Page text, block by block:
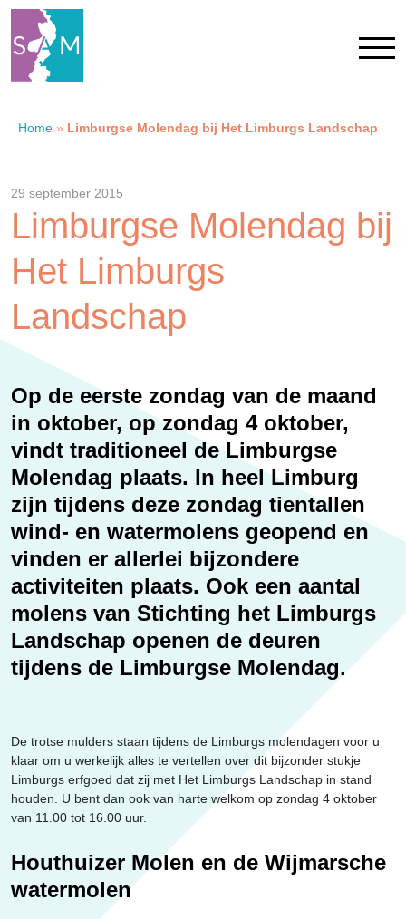
Home
Contact
SAM Limburg
Actueel
Overheid
Erfgoed
Home » Limburgse Molendag bij Het Limburgs Landschap
29 september 2015
Limburgse Molendag bij
Het Limburgs
Landschap
Op de eerste zondag van de maand
in oktober, op zondag 4 oktober,
vindt traditioneel de Limburgse
Molendag plaats. In heel Limburg
zijn tijdens deze zondag tientallen
wind- en watermolens geopend en
vinden er allerlei bijzondere
activiteiten plaats. Ook een aantal
molens van Stichting het Limburgs
Landschap openen de deuren
tijdens de Limburgse Molendag.
De trotse mulders staan tijdens de Limburgs molendagen voor u
klaar om u werkelijk alles te vertellen over dit bijzonder stukje
Limburgs erfgoed dat zij met Het Limburgs Landschap in stand
houden. U bent dan ook van harte welkom op zondag 4 oktober
van 11.00 tot 16.00 uur.
Houthuizer Molen en de Wijmarsche
watermolen